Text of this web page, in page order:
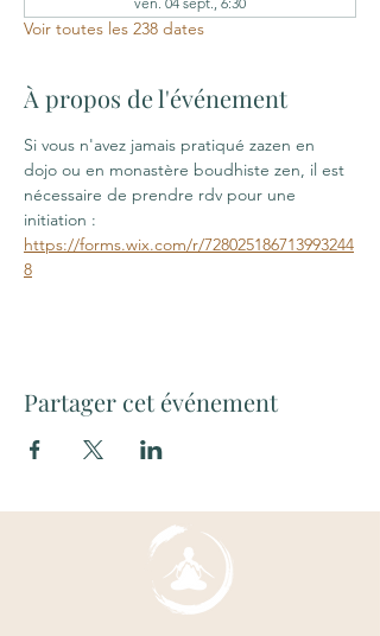
Voir toutes les 238 dates
À propos de l'événement
Si vous n'avez jamais pratiqué zazen en
dojo ou en monastère boudhiste zen, il est
nécessaire de prendre rdv pour une
initiation :
https://forms.wix.com/r/728025186713993244
8
Partager cet événement